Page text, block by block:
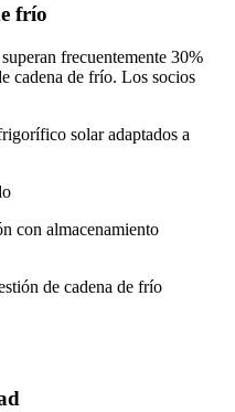
frío
frecuentemente 30%
cadena de frío. Los socios
solar adaptados a
con almacenamiento
de cadena de frío